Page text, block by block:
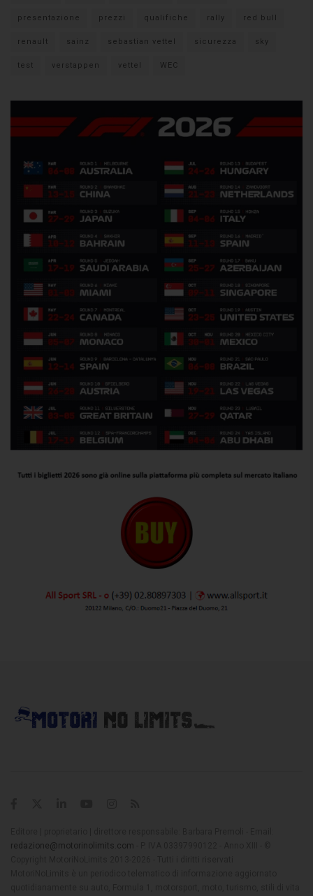
presentazione prezzi qualifiche rally red bull
renault sainz sebastian vettel sicurezza sky
test verstappen vettel WEC
redazione@motorinolimits.com